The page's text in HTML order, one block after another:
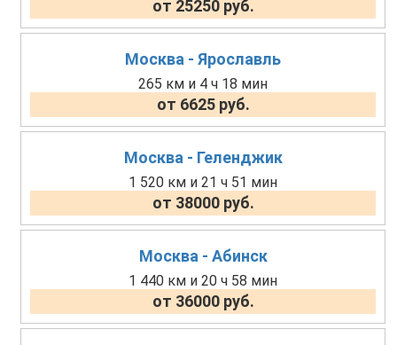
от 25250 руб.
Москва - Ярославль
265 км и 4 ч 18 мин
от 6625 руб.
Москва - Геленджик
1 520 км и 21 ч 51 мин
от 38000 руб.
Москва - Абинск
1 440 км и 20 ч 58 мин
от 36000 руб.